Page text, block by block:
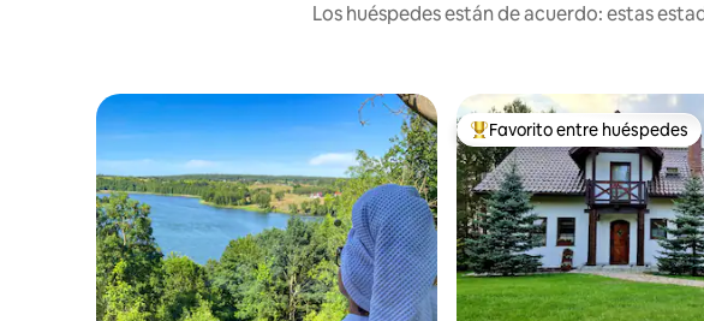
Los huéspedes están de acuerdo: estas
Favorito entre huéspedes
Favorito entre huéspedes